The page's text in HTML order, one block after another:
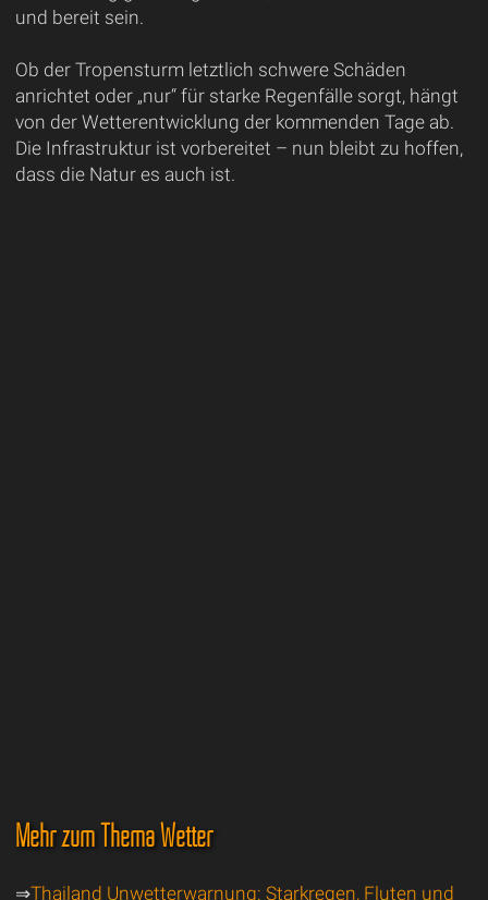
und bereit sein.
Ob der Tropensturm letztlich schwere Schäden
anrichtet oder „nur“ für starke Regenfälle sorgt, hängt
von der Wetterentwicklung der kommenden Tage ab.
Die Infrastruktur ist vorbereitet – nun bleibt zu hoffen,
dass die Natur es auch ist.
Mehr zum Thema Wetter
⇒Thailand Unwetterwarnung: Starkregen, Fluten und